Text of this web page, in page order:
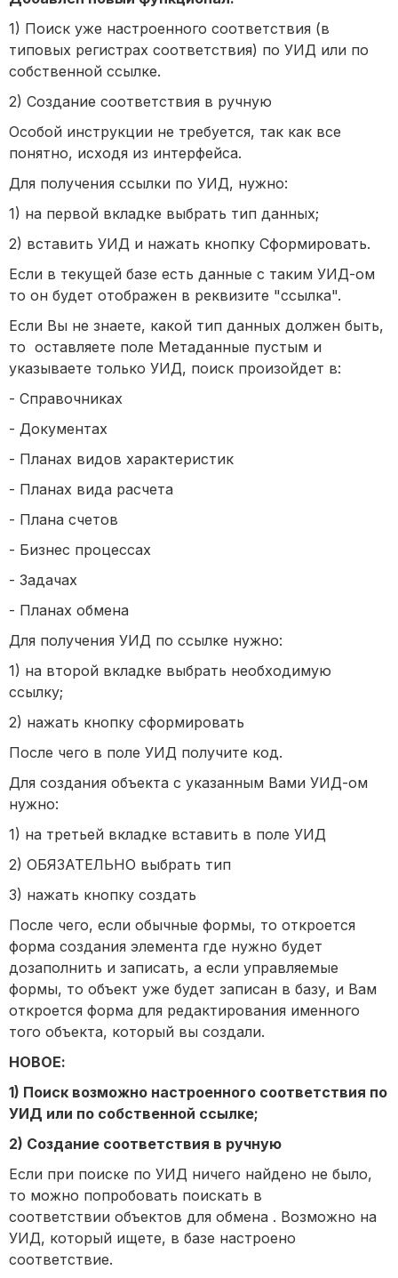
1) Поиск уже настроенного соответствия (в
типовых регистрах соответствия) по УИД или по
собственной ссылке.
2) Создание соответствия в ручную
Особой инструкции не требуется, так как все
понятно, исходя из интерфейса.
Для получения ссылки по УИД, нужно:
1) на первой вкладке выбрать тип данных;
2) вставить УИД и нажать кнопку Сформировать.
Если в текущей базе есть данные с таким УИД-ом
то он будет отображен в реквизите "ссылка".
Если Вы не знаете, какой тип данных должен быть,
то оставляете поле Метаданные пустым и
указываете только УИД, поиск произойдет в:
- Справочниках
- Документах
- Планах видов характеристик
- Планах вида расчета
- Плана счетов
- Бизнес процессах
- Задачах
- Планах обмена
Для получения УИД по ссылке нужно:
1) на второй вкладке выбрать необходимую
ссылку;
2) нажать кнопку сформировать
После чего в поле УИД получите код.
Для создания объекта с указанным Вами УИД-ом
нужно:
1) на третьей вкладке вставить в поле УИД
2) ОБЯЗАТЕЛЬНО выбрать тип
3) нажать кнопку создать
После чего, если обычные формы, то откроется
форма создания элемента где нужно будет
дозаполнить и записать, а если управляемые
формы, то объект уже будет записан в базу, и Вам
откроется форма для редактирования именного
того объекта, который вы создали.
НОВОЕ:
1) Поиск возможно настроенного соответствия по
УИД или по собственной ссылке;
2) Создание соответствия в ручную
Если при поиске по УИД ничего найдено не было,
то можно попробовать поискать в
соответствии объектов для обмена . Возможно на
УИД, который ищете, в базе настроено
соответствие.